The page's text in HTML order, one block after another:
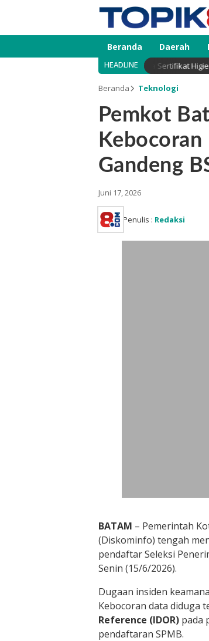
Beranda Daerah
HEADLINE
10 Agustus, Dapur MBG Tanpa Sertifikat Higiene
Beranda Teknologi
Pemkot
Gandeng
Juni 17, 2026
Penulis : Redaksi
BATAM – Pemerintah
(Diskominfo) tengah
pendaftar Seleksi
Senin (15/6/2026).
Dugaan insiden
Kebocoran data diduga
Reference (IDOR) pada
pendaftaran SPMB.